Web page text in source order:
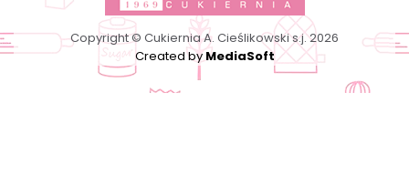
Copyright © Cukiernia A. Cieślikowski s.j. 2026
Created byMediaSoft